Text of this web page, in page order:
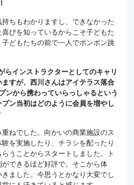
ちもわかりますし、できなかった
びを知っているからこそ子どもた
どもたちの前で一人でポンポン跳
インストラクターとしてのキャリ
すが、西川さんはアイテラス落合
ンから携わっていらっしゃるという
ン当初はどのように会員を増やし
ねでした。向かいの商業施設のス
を実施したり、チラシを配ったり
うことからスタートしました。ト
できるほど好評で。そこから体
ました。今思うとかなり大変でし